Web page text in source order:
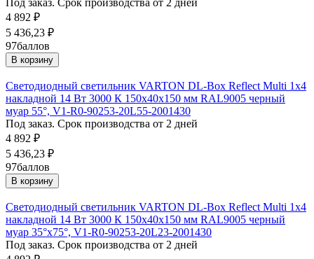
4 892 ₽
5 436,23 ₽
97баллов
В корзину
Светодиодный светильник VARTON DL-Box Reflect Multi 1x4
накладной 14 Вт 3000 К 150х40х150 мм RAL9005 черный
муар 55°, V1-R0-90253-20L55-2001430
Под заказ. Срок производства от 2 дней
4 892 ₽
5 436,23 ₽
97баллов
В корзину
Светодиодный светильник VARTON DL-Box Reflect Multi 1x4
накладной 14 Вт 3000 К 150х40х150 мм RAL9005 черный
муар 35°x75°, V1-R0-90253-20L23-2001430
Под заказ. Срок производства от 2 дней